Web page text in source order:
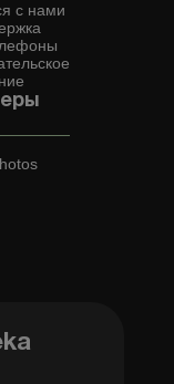
с нами